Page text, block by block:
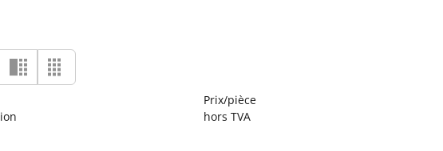
Prix/pièce
hors TVA